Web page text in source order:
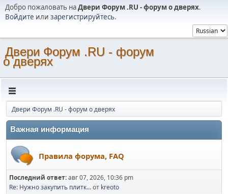
Добро пожаловать наДвери Форум .RU - форум о дверях.
Войдите или зарегистрируйтесь.
Двери Форум .RU - форум
о дверях
Двери Форум .RU - форум о дверях
Важная информация
Правила форума, FAQ
Последний ответ:авг 07, 2026, 10:36 pm
Re: Нужно закупить плитк...от kreoto